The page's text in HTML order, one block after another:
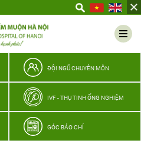
ĐỘI NGŨ CHUYÊN MÔN
IVF - THỤ TINH ỐNG NGHIỆM
GÓC BÁO CHÍ